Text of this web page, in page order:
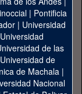
| Pontificia
| Universidad
Universidad
de las
Universidad de
de Machala|
Nacional